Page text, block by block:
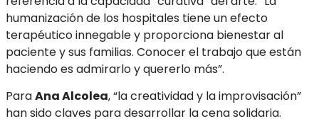
humanización de los hospitales tiene un efecto
terapéutico innegable y proporciona bienestar al
paciente y sus familias. Conocer el trabajo que están
haciendo es admirarlo y quererlo más”.
ParaAna Alcolea, “la creatividad y la improvisación”
han sido claves para desarrollar la cena solidaria.